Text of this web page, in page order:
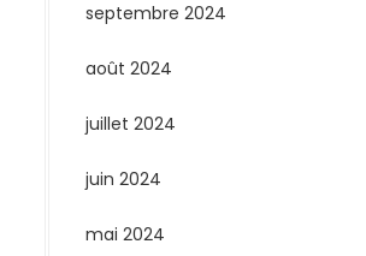
septembre 2024
août 2024
juillet 2024
juin 2024
mai 2024